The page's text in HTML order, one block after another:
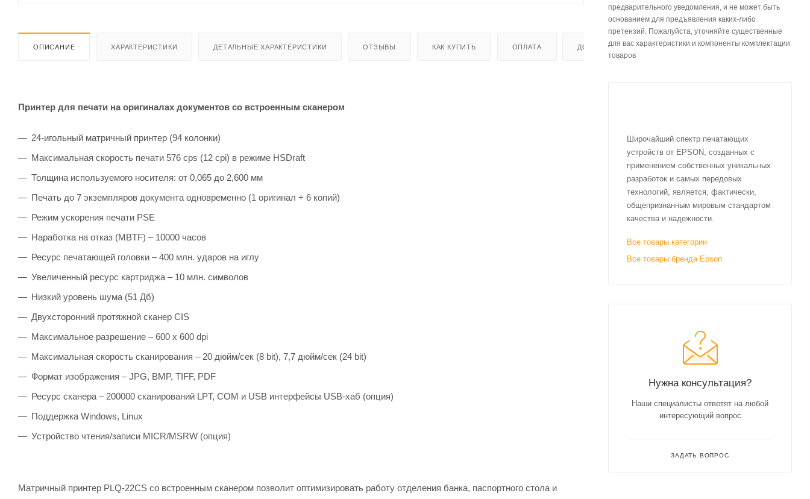
ОПИСАНИЕ ХАРАКТЕРИСТИКИ ДЕТАЛЬНЫЕ ХАРАКТЕРИСТИКИ ОТЗЫВЫ КАК КУПИТЬ ОПЛАТА ДОСТАВКА
Принтер для печати на оригиналах документов со встроенным сканером
24-игольный матричный принтер (94 колонки)
Максимальная скорость печати 576 cps (12 cpi) в режиме HSDraft
Толщина используемого носителя: от 0,065 до 2,600 мм
Печать до 7 экземпляров документа одновременно (1 оригинал + 6 копий)
Режим ускорения печати PSE
Наработка на отказ (MBTF) – 10000 часов
Ресурс печатающей головки – 400 млн. ударов на иглу
Увеличенный ресурс картриджа – 10 млн. символов
Низкий уровень шума (51 Дб)
Двухсторонний протяжной сканер CIS
Максимальное разрешение – 600 х 600 dpi
Максимальная скорость сканирования – 20 дюйм/сек (8 bit), 7,7 дюйм/сек (24 bit)
Формат изображения – JPG, BMP, TIFF, PDF
Ресурс сканера – 200000 сканирований LPT, COM и USB интерфейсы USB-хаб (опция)
Поддержка Windows, Linux
Устройство чтения/записи MICR/MSRW (опция)
Матричный принтер PLQ-22CS со встроенным сканером позволит оптимизировать работу отделения банка, паспортного стола и
предварительного уведомления, и не может быть
основанием для предъявления каких-либо
претензий. Пожалуйста, уточняйте существенные
для вас характеристики и компоненты комплектации
товаров
Широчайший спектр печатающих
устройств от EPSON, созданных с
применением собственных уникальных
разработок и самых передовых
технологий, является, фактически,
общепризнанным мировым стандартом
качества и надежности.
Все товары категории
Все товары бренда Epson
Нужна консультация?
Наши специалисты ответят на любой
интересующий вопрос
ЗАДАТЬ ВОПРОС